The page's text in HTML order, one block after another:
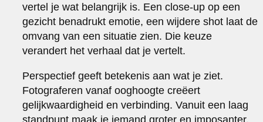
vertel je wat belangrijk is. Een close-up op een
gezicht benadrukt emotie, een wijdere shot laat de
omvang van een situatie zien. Die keuze
verandert het verhaal dat je vertelt.
Perspectief geeft betekenis aan wat je ziet.
Fotograferen vanaf ooghoogte creëert
gelijkwaardigheid en verbinding. Vanuit een laag
standpunt maak je iemand groter en imposanter,